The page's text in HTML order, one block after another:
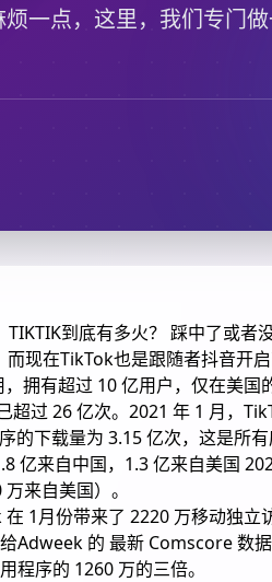
一点，这里，我们专门
到底有多火？ 踩中了或者
现在TikTok也是跟随者抖音开启
拥有超过 10 亿用户，仅在美国
超过 26 亿次。2021 年 1 月，
的下载量为 3.15 亿次，这是所
亿来自中国，1.3 亿来自美国
来自美国）。
1月份带来了 2220 万移动独立
Adweek 的 最新 Comscore 数
序的 1260 万的三倍。